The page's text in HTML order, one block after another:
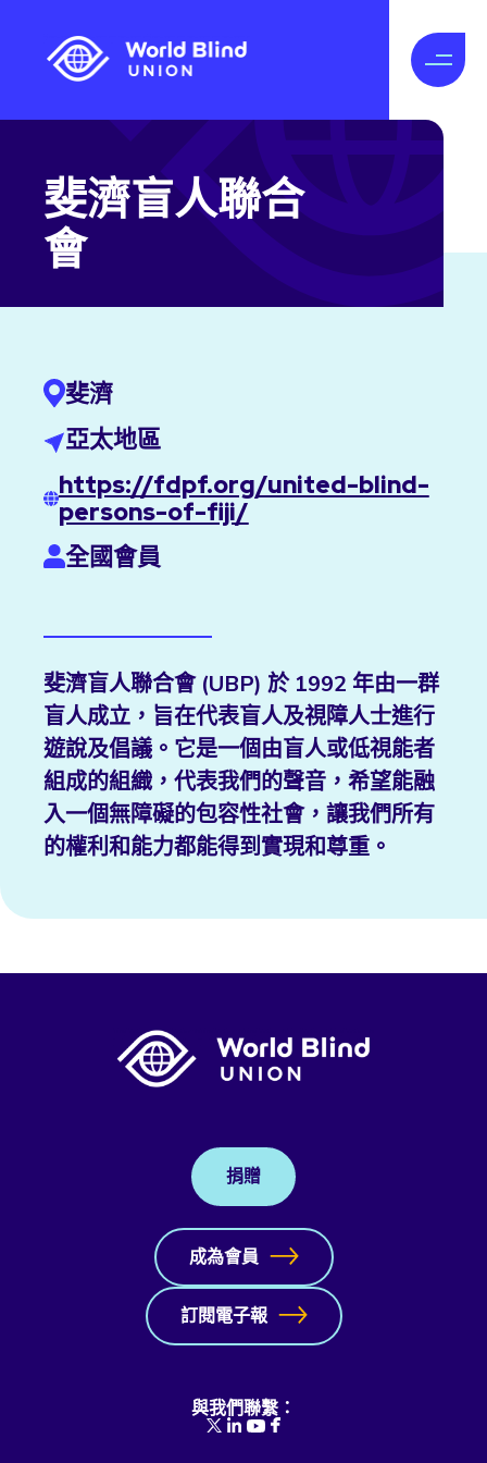
斐濟盲人聯合
會
斐濟
亞太地區
https://fdpf.org/united-blind-
persons-of-fiji/
全國會員
斐濟盲人聯合會 (UBP) 於 1992 年由一群
盲人成立，旨在代表盲人及視障人士進行
遊說及倡議。它是一個由盲人或低視能者
組成的組織，代表我們的聲音，希望能融
入一個無障礙的包容性社會，讓我們所有
的權利和能力都能得到實現和尊重。
捐贈
成為會員
訂閱電子報
與我們聯繫：